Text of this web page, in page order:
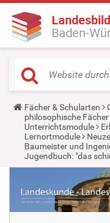
Baden-
Y
o
u
a
r
e
h
e
:
Fächer & Schularten
philosophische Fächer
Unterrichtsmodule
Lernortmodule
Baumeister und
Jugendbuch: "das